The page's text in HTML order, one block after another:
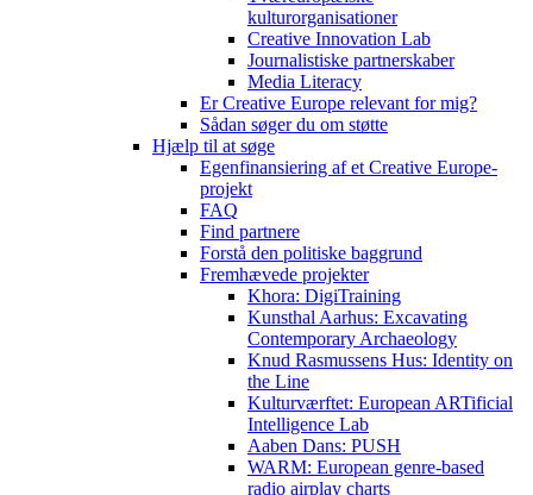
kulturorganisationer
Creative Innovation Lab
Journalistiske partnerskaber
Media Literacy
Er Creative Europe relevant for mig?
Sådan søger du om støtte
Hjælp til at søge
Egenfinansiering af et Creative Europe-
projekt
FAQ
Find partnere
Forstå den politiske baggrund
Fremhævede projekter
Khora: DigiTraining
Kunsthal Aarhus: Excavating
Contemporary Archaeology
Knud Rasmussens Hus: Identity on
the Line
Kulturværftet: European ARTificial
Intelligence Lab
Aaben Dans: PUSH
WARM: European genre-based
radio airplay charts